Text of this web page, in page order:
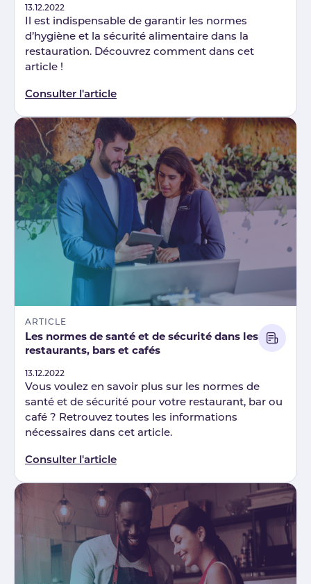
Published
13.12.2022
Il est indispensable de garantir les normes
d’hygiène et la sécurité alimentaire dans la
restauration. Découvrez comment dans cet
article !
Consulter l'article
ARTICLE
Les normes de santé et de sécurité dans les
restaurants, bars et cafés
Published
13.12.2022
Vous voulez en savoir plus sur les normes de
santé et de sécurité pour votre restaurant, bar ou
café ? Retrouvez toutes les informations
nécessaires dans cet article.
Consulter l'article